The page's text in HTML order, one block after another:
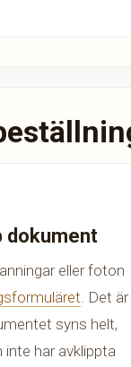
dokument
eller foton
. Det är
syns helt,
har avklippta